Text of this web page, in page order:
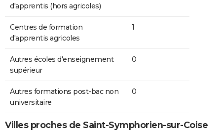
d'apprentis (hors agricoles)
Centres de formation
d'apprentis agricoles
1
Autres écoles d'enseignement
supérieur
0
Autres formations post-bac non
universitaire
0
Villes proches de Saint-Symphorien-sur-Coise